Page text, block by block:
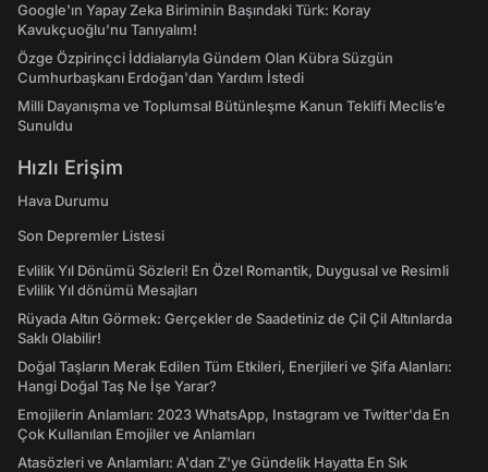
Google'ın Yapay Zeka Biriminin Başındaki Türk: Koray
Kavukçuoğlu'nu Tanıyalım!
Özge Özpirinçci İddialarıyla Gündem Olan Kübra Süzgün
Cumhurbaşkanı Erdoğan'dan Yardım İstedi
Milli Dayanışma ve Toplumsal Bütünleşme Kanun Teklifi Meclis’e
Sunuldu
Hızlı Erişim
Hava Durumu
Son Depremler Listesi
Evlilik Yıl Dönümü Sözleri! En Özel Romantik, Duygusal ve Resimli
Evlilik Yıl dönümü Mesajları
Rüyada Altın Görmek: Gerçekler de Saadetiniz de Çil Çil Altınlarda
Saklı Olabilir!
Doğal Taşların Merak Edilen Tüm Etkileri, Enerjileri ve Şifa Alanları:
Hangi Doğal Taş Ne İşe Yarar?
Emojilerin Anlamları: 2023 WhatsApp, Instagram ve Twitter'da En
Çok Kullanılan Emojiler ve Anlamları
Atasözleri ve Anlamları: A'dan Z'ye Gündelik Hayatta En Sık